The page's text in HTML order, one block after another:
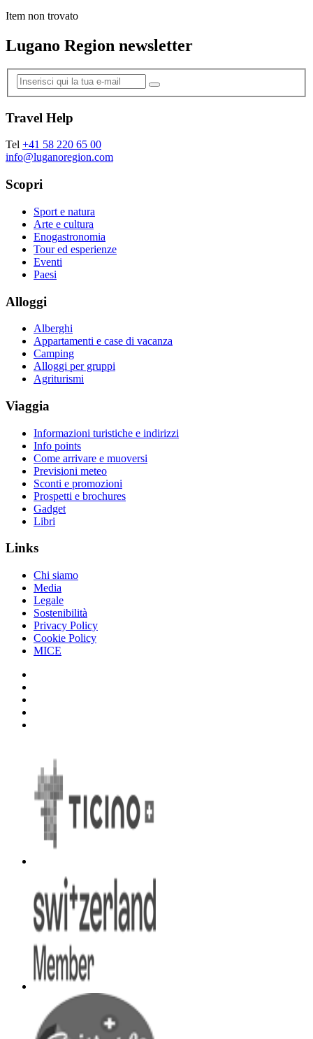
Item non trovato
Lugano Region newsletter
Travel Help
Tel +41 58 220 65 00
info@luganoregion.com
Scopri
Sport e natura
Arte e cultura
Enogastronomia
Tour ed esperienze
Eventi
Paesi
Alloggi
Alberghi
Appartamenti e case di vacanza
Camping
Alloggi per gruppi
Agriturismi
Viaggia
Informazioni turistiche e indirizzi
Info points
Come arrivare e muoversi
Previsioni meteo
Sconti e promozioni
Prospetti e brochures
Gadget
Libri
Links
Chi siamo
Media
Legale
Sostenibilità
Privacy Policy
Cookie Policy
MICE